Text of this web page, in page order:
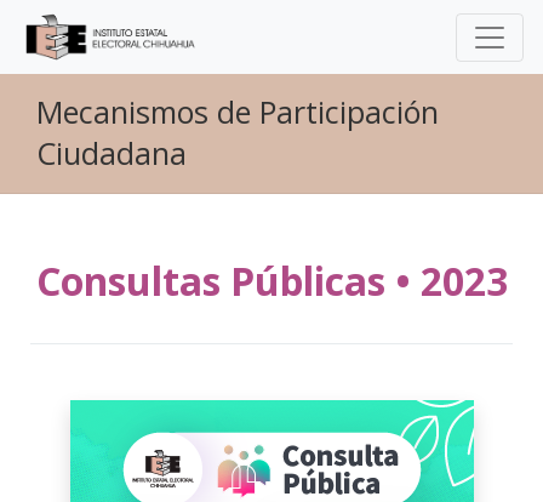
Mecanismos de Participación
Ciudadana
Consultas Públicas • 2023